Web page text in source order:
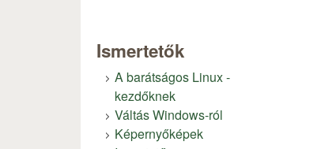
Ismertetők
A barátságos Linux -
kezdőknek
Váltás Windows-ról
Képernyőképek